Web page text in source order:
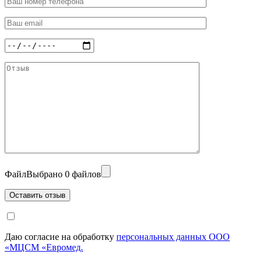
ФайлВыбрано 0 файлов
Даю согласие на обработку персональных данных ООО
«МЦСМ «Евромед.